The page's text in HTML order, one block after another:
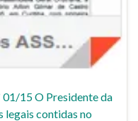
15 O Presidente da
legais contidas no